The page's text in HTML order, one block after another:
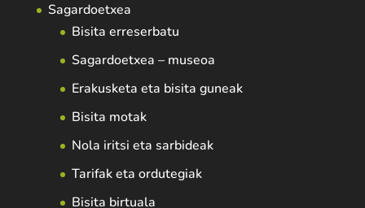
Sagardoetxea
Bisita erreserbatu
Sagardoetxea – museoa
Erakusketa eta bisita guneak
Bisita motak
Nola iritsi eta sarbideak
Tarifak eta ordutegiak
Bisita birtuala